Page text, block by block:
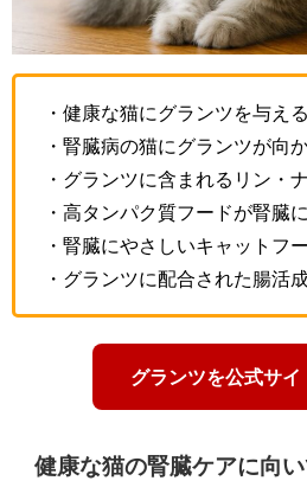
・健康な猫にグランツを与え
・腎臓病の猫にグランツが向
・グランツに含まれるリン・
・高タンパク質フードが腎臓
・腎臓にやさしいキャットフ
・グランツに配合された腸活
グランツを公式サ
健康な猫の腎臓ケアに向い